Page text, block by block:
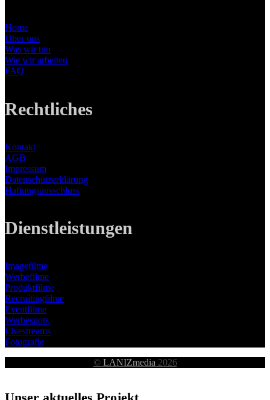
Home
Über uns
Was wir tun
Wie wir arbeiten
FAQ
Rechtliches
Kontakt
AGB
Impressum
Datenschutzerklärung
Haftungsausschluss
Dienstleistungen
Imagefilme
Werbefilme
Produktfilme
Recruitingfilme
Eventfilme
Werbespots
Livestreams
Fotografie
© LANIZmedia 2026